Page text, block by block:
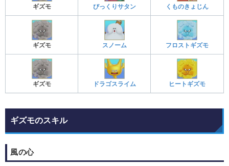
ギズモ びっくりサタン くものきょじん
ギズモ スノーム フロストギズモ
ギズモ ドラゴスライム ヒートギズモ
ギズモのスキル
風の心